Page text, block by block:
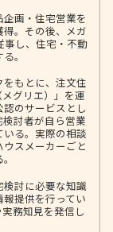
画・住宅営業を
。その後、メガ
事し、住宅・不動
。
もとに、注文住
メグリエ）」を運
のサービスとし
討者が自ら営業
る。実際の相談
スメーカーごと
検討に必要な知識
提供を行ってい
務知見を発信し